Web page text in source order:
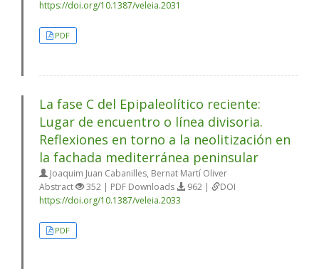
https://doi.org/10.1387/veleia.2031
PDF
La fase C del Epipaleolítico reciente:
Lugar de encuentro o línea divisoria.
Reflexiones en torno a la neolitización en
la fachada mediterránea peninsular
Joaquim Juan Cabanilles, Bernat Martí Oliver
Abstract
352 | PDF Downloads 962 |
DOI
https://doi.org/10.1387/veleia.2033
PDF